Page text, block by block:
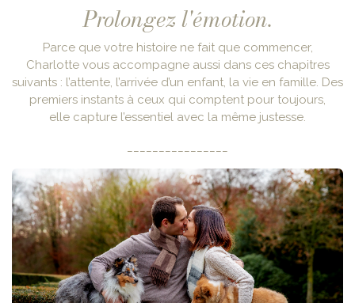
Prolongez l'émotion.
Parce que votre histoire ne fait que commencer,
Charlotte vous accompagne aussi dans ces chapitres
suivants : l’attente, l’arrivée d’un enfant, la vie en famille. Des
premiers instants à ceux qui comptent pour toujours,
elle capture l’essentiel avec la même justesse.